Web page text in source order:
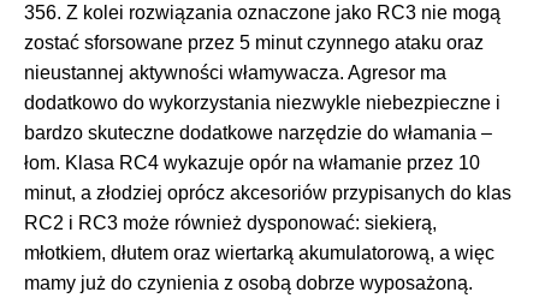
356. Z kolei rozwiązania oznaczone jako RC3 nie mogą
zostać sforsowane przez 5 minut czynnego ataku oraz
nieustannej aktywności włamywacza. Agresor ma
dodatkowo do wykorzystania niezwykle niebezpieczne i
bardzo skuteczne dodatkowe narzędzie do włamania –
łom. Klasa RC4 wykazuje opór na włamanie przez 10
minut, a złodziej oprócz akcesoriów przypisanych do klas
RC2 i RC3 może również dysponować: siekierą,
młotkiem, dłutem oraz wiertarką akumulatorową, a więc
mamy już do czynienia z osobą dobrze wyposażoną.